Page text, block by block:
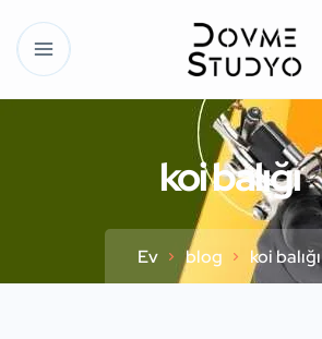
koi balığı
Ev blog koi balığı